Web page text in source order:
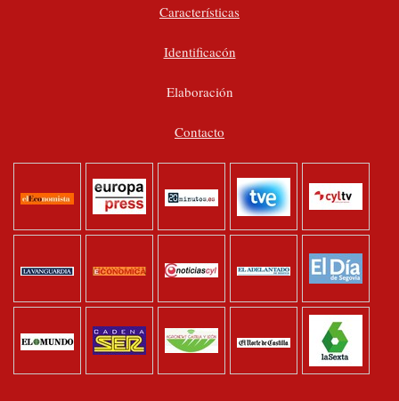
Características
Identificacón
Elaboración
Contacto